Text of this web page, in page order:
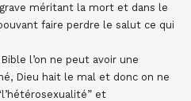
méritant la mort et dans le
faire perdre le salut ce qui
l’on ne peut avoir une
Dieu hait le mal et donc on ne
et